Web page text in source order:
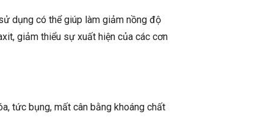
dụng có thể giúp làm giảm nồng độ
giảm thiểu sự xuất hiện của các cơn
tức bụng, mất cân bằng khoáng chất